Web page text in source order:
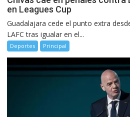
en Leagues Cup
Guadalajara cede el punto extra
LAFC tras igualar en el...
Deportes Principal